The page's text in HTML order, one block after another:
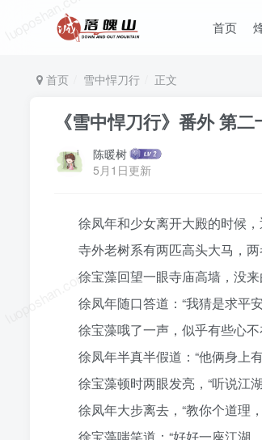
首页
首页 雪中悍刀行 正文
《雪中悍刀行》番外 第
陈暖树
5月1日更新
luoposhan.com
luoposhan.com
徐凤年和少女离开大殿的时候
寺外老树系有两匹高头大马，两
徐宝藻回望一眼寺庙高墙，没
徐凤年随口答道：“我猜是求平
徐宝藻哦了一声，似乎有些心
徐凤年半真半假道：“他俩身上
徐宝藻顿时两眼发亮，“听说江
徐凤年大步离去，“教你个道理